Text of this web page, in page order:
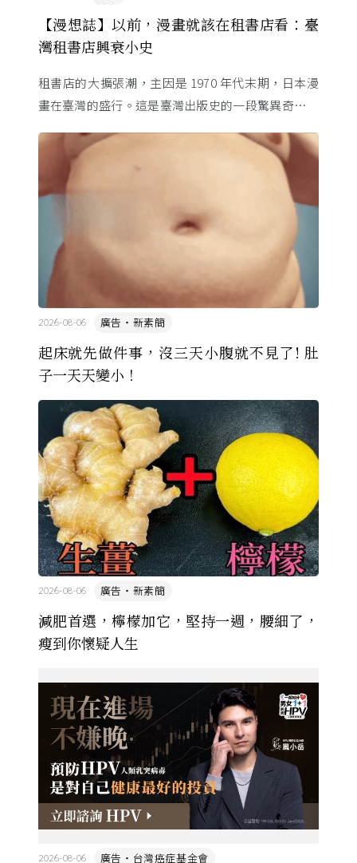
【漫想誌】以前，漫畫就該在租書店看：臺
灣租書店興衰小史
租書店的大擴張潮，主因是 1970 年代末期，日本漫
畫在臺灣的盛行。這是臺灣出版史的一段驚異奇航。
的協定保護 ...
起床就先做件事，沒三天小腹就不見了! 肚
子一天天變小！
廣告・新素簡
2026-08-06
減肥首選，檸檬加它，堅持一週，腰細了，
瘦到你懷疑人生
廣告・新素簡
2026-08-06
廣告・台灣癌症基金會
2026-08-06